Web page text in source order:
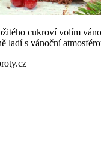
cukroví volím
ladí s vánoční